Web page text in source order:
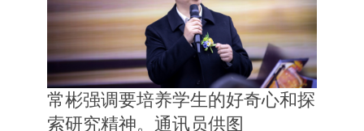
常彬强调要培养学生的好奇心和探
索研究精神。通讯员供图